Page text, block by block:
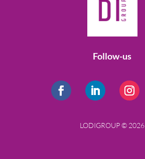
Follow-us
LODIGROUP © 2026